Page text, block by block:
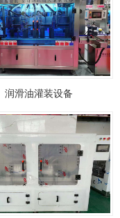
润滑油灌装设备